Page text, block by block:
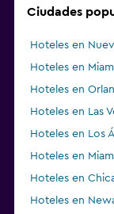
Ciudades
Hoteles en
Hoteles en
Hoteles en
Hoteles en Las
Hoteles en Los
Hoteles en
Hoteles en
Hoteles en